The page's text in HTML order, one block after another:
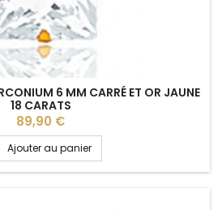
6 MM CARRÉ ET OR JAUNE
18 CARATS
Prix
89,90 €
Ajouter au panier